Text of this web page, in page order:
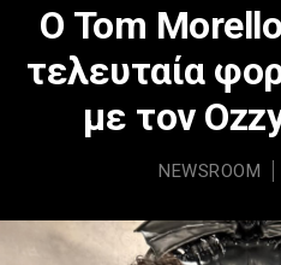
Ο Tom
τελευταία
με τον
NEWSROOM